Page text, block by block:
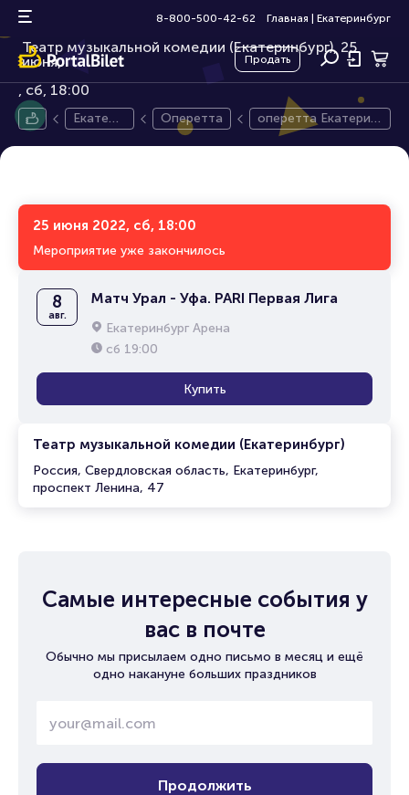
8-800-500-42-62 Главная Екатеринбург
Продать
оперетта Екатерина Великая
Театр музыкальной комедии (Екатеринбург), 25
июня,
16+
сб, 18:00
Екатери
Оперетта
оперетта Екатерин
а Великая
25 июня 2022, сб, 18:00
Мероприятие уже закончилось
Театр музыкальной комедии (Екатеринбург)
Россия, Свердловская область, Екатеринбург,
проспект Ленина, 47
8
авг.
Матч Урал - Уфа. PARI Первая Лига
Екатеринбург Арена
сб 19:00
Купить
Самые интересные события у
вас в почте
Обычно мы присылаем одно письмо в месяц и ещё
одно накануне больших праздников
Продолжить